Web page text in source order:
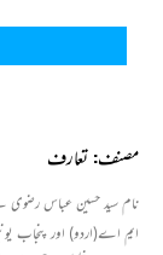
مصنف: تعارف
ایم اے(اردو) اور پنجاب